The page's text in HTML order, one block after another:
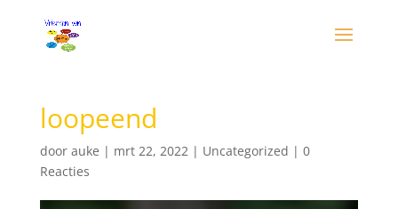
loopeend
door auke | mrt 22, 2022| Uncategorized | 0
Reacties